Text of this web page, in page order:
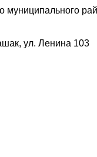
муниципального
ул. Ленина 103